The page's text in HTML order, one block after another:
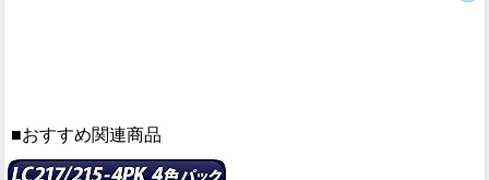
■おすすめ関連商品